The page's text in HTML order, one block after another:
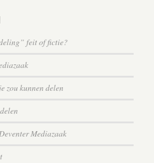
feit of fictie?
zou kunnen delen
Mediazaak